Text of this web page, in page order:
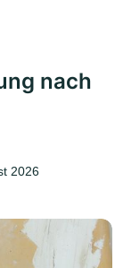
nach
2026